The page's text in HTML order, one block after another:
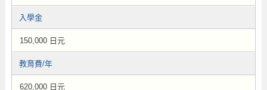
入學金
150,000 日元
教育費/年
620,000 日元